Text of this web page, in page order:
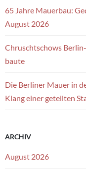
65 Jahre Mauerbau:
August 2026
Chruschtschows
baute
Die Berliner Mauer in
Klang einer geteilten
ARCHIV
August 2026